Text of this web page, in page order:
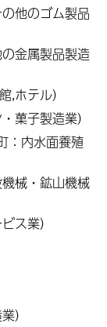
他のゴム製品
金属製品製造
ホテル）
菓子製造業）
：内水面養殖
械・鉱山機械
ス業）
）